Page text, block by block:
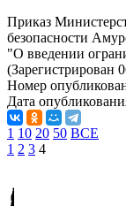
Приказ
безопасности
"О введении
Номер
Дата
1 10 20 50 ВСЕ
1 2 3 4